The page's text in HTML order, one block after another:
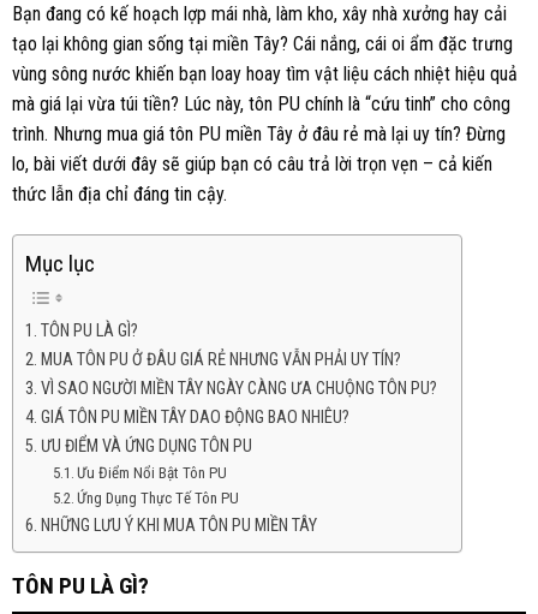
Bạn đang có kế hoạch lợp mái nhà, làm kho, xây nhà xưởng hay cải
tạo lại không gian sống tại miền Tây? Cái nắng, cái oi ẩm đặc trưng
vùng sông nước khiến bạn loay hoay tìm vật liệu cách nhiệt hiệu quả
mà giá lại vừa túi tiền? Lúc này, tôn PU chính là “cứu tinh” cho công
trình. Nhưng mua giá tôn PU miền Tây ở đâu rẻ mà lại uy tín? Đừng
lo, bài viết dưới đây sẽ giúp bạn có câu trả lời trọn vẹn – cả kiến
thức lẫn địa chỉ đáng tin cậy.
Mục lục
TÔN PU LÀ GÌ?
MUA TÔN PU Ở ĐÂU GIÁ RẺ NHƯNG VẪN PHẢI UY TÍN?
VÌ SAO NGƯỜI MIỀN TÂY NGÀY CÀNG ƯA CHUỘNG TÔN PU?
GIÁ TÔN PU MIỀN TÂY DAO ĐỘNG BAO NHIÊU?
ƯU ĐIỂM VÀ ỨNG DỤNG TÔN PU
Ưu Điểm Nổi Bật Tôn PU
Ứng Dụng Thực Tế Tôn PU
NHỮNG LƯU Ý KHI MUA TÔN PU MIỀN TÂY
TÔN PU LÀ GÌ?